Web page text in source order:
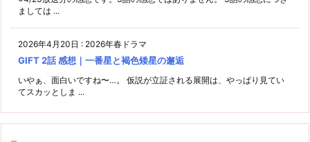
ましては ...
2026年4月20日 : 2026年春ドラマ
GIFT 2話 感想｜一番星と褐色矮星の邂逅
いやぁ、面白いですね〜…。 仮説が立証される展開は、やっぱり見てい
てスカッとしま ...